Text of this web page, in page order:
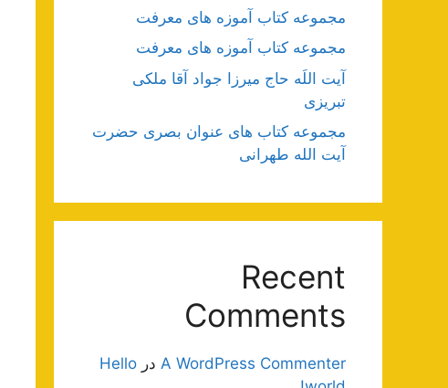
مجموعه کتاب آموزه های معرفت
مجموعه کتاب آموزه های معرفت
آیت اللَه حاج میرزا جواد آقا ملکی
تبریزی
مجموعه کتاب های عنوان بصری حضرت
آیت الله طهرانی
Recent
Comments
A WordPress Commenter در Hello